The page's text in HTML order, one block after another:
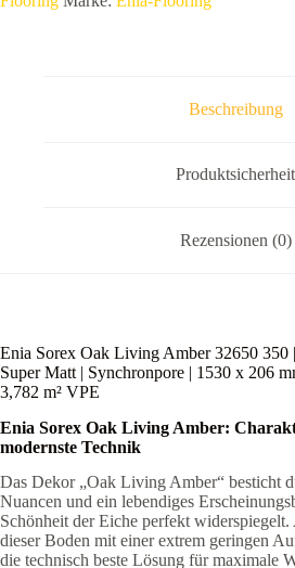
Vinyl
m²
VPE
Menge
Beschreibung
Produktsicherheit
Rezensionen (0)
Enia Sorex Oak Living Amber 32650
Super Matt | Synchronpore | 1530 x 206
3,782 m² VPE
Enia Sorex Oak Living Amber:
modernste Technik
Das Dekor „Oak Living Amber“ besticht
Nuancen und ein lebendiges
Schönheit der Eiche perfekt
dieser Boden mit einer extrem geringen
die technisch beste Lösung für maximale